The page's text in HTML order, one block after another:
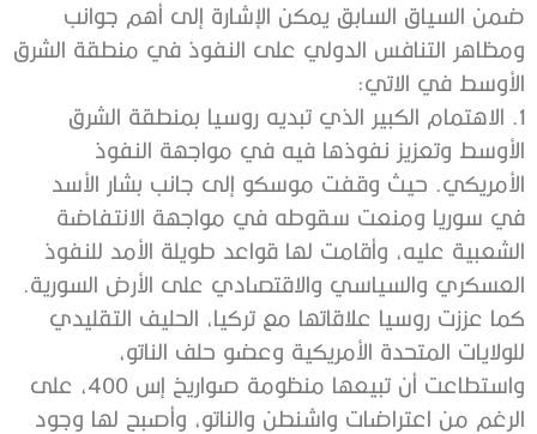
ضمن السياق السابق يمكن الإشارة إلى أهم جوانب
ومظاهر التنافس الدولي على النفوذ في منطقة الشرق
الأوسط في الاتي:
1. الاهتمام الكبير الذي تبديه روسيا بمنطقة الشرق
الأوسط وتعزيز نفوذها فيه في مواجهة النفوذ
الأمريكي. حيث وقفت موسكو إلى جانب بشار الأسد
في سوريا ومنعت سقوطه في مواجهة الانتفاضة
الشعبية عليه، وأقامت لها قواعد طويلة الأمد للنفوذ
العسكري والسياسي والاقتصادي على الأرض السورية.
كما عززت روسيا علاقاتها مع تركيا، الحليف التقليدي
للولايات المتحدة الأمريكية وعضو حلف الناتو،
واستطاعت أن تبيعها منظومة صواريخ إس 400، على
الرغم من اعتراضات واشنطن والناتو، وأصبح لها وجود